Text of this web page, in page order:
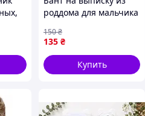
роддома для мальчика
135 ₴
150₴
Купить